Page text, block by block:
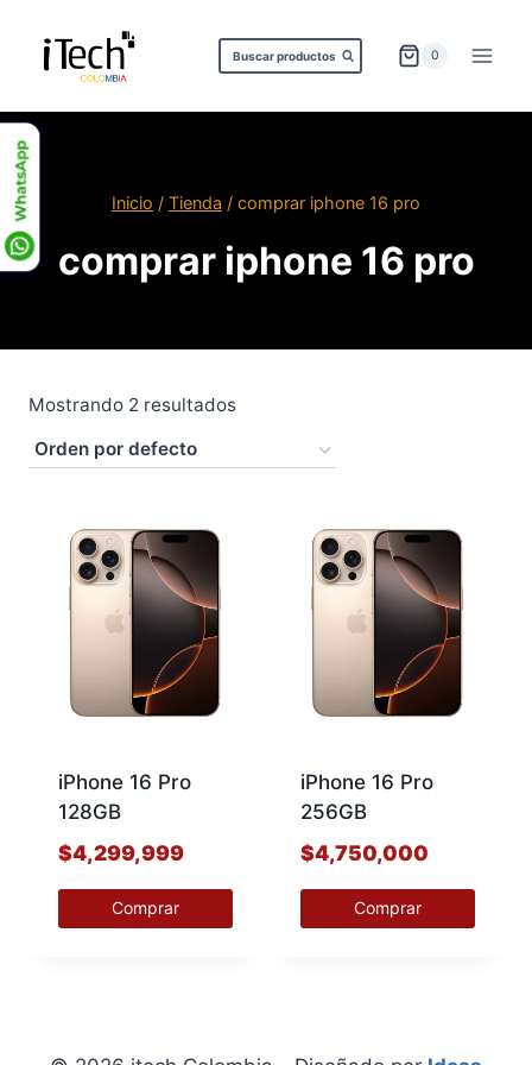
contenido
Buscar productos 0
Inicio / Tienda / comprar iphone 16 pro
comprar iphone 16 pro
Mostrando 2 resultados
iPhone 16 Pro
128GB
$4,299,999
Comprar
iPhone 16 Pro
256GB
$4,750,000
Comprar